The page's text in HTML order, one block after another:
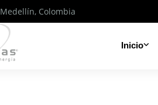
Medellín, Colombia
Inicio